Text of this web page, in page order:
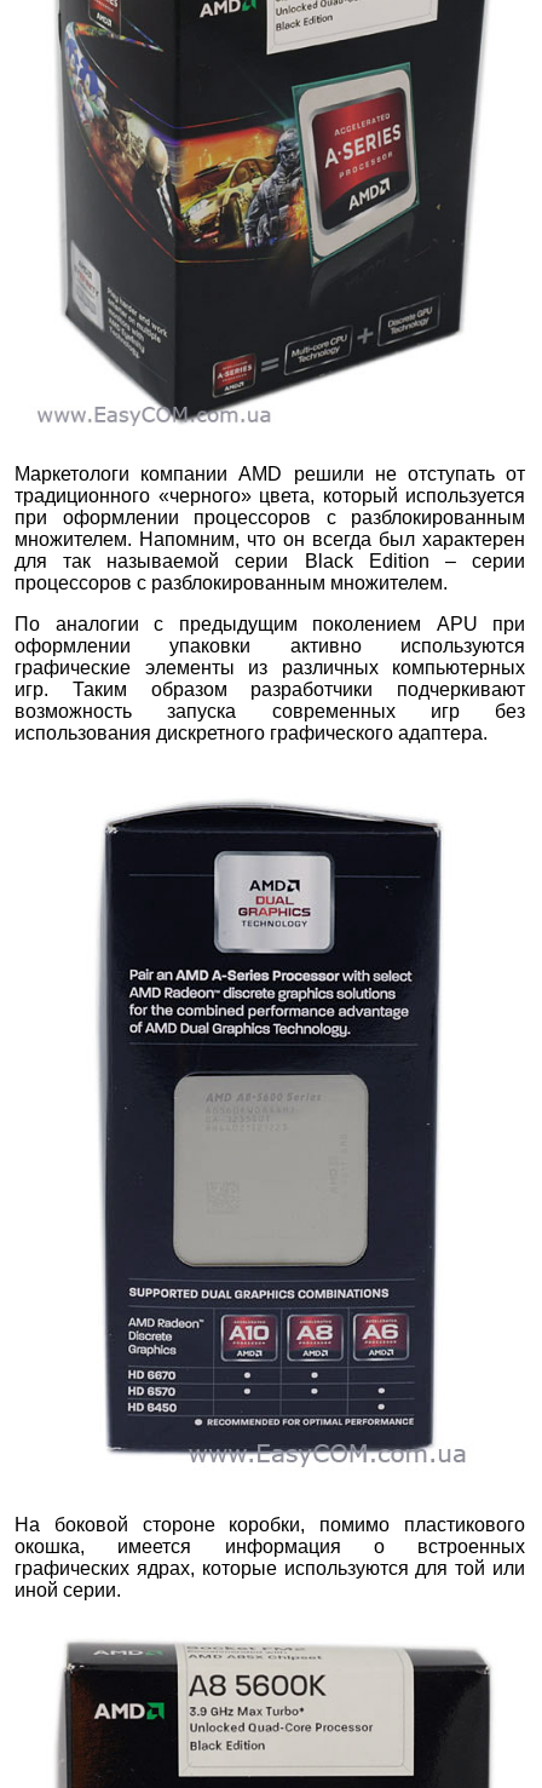
Маркетологи компании AMD решили не отступать от
традиционного «черного» цвета, который используется
при оформлении процессоров с разблокированным
множителем. Напомним, что он всегда был характерен
для так называемой серии Black Edition – серии
процессоров с разблокированным множителем.
По аналогии с предыдущим поколением APU при
оформлении упаковки активно используются
графические элементы из различных компьютерных
игр. Таким образом разработчики подчеркивают
возможность запуска современных игр без
использования дискретного графического адаптера.
На боковой стороне коробки, помимо пластикового
окошка, имеется информация о встроенных
графических ядрах, которые используются для той или
иной серии.